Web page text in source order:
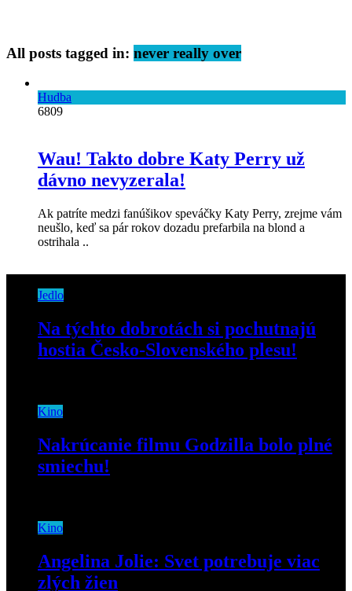
All posts tagged in: never really over
Hudba
6809
Wau! Takto dobre Katy Perry už
dávno nevyzerala!
Ak patríte medzi fanúšikov speváčky Katy Perry, zrejme vám
neušlo, keď sa pár rokov dozadu prefarbila na blond a
ostrihala ..
Jedlo
Na týchto dobrotách si pochutnajú
hostia Česko-Slovenského plesu!
Kino
Nakrúcanie filmu Godzilla bolo plné
smiechu!
Kino
Angelina Jolie: Svet potrebuje viac
zlých žien